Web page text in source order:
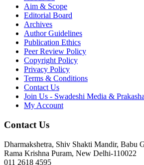
Aim & Scope
Editorial Board
Archives
Author Guidelines
Publication Ethics
Peer Review Policy
Copyright Policy
Privacy Policy
Terms & Conditions
Contact Us
Join Us - Swadeshi Media &
My Account
Contact Us
Dharmakshetra, Shiv Shakti Mandir, Babu
Rama Krishna Puram, New Delhi-110022
011 2618 4595